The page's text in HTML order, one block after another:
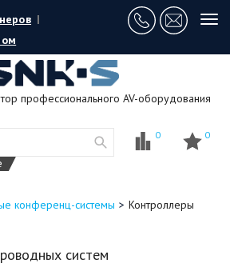
|
профессионального AV-оборудования
0 0
конференц-системы
Контроллеры
систем